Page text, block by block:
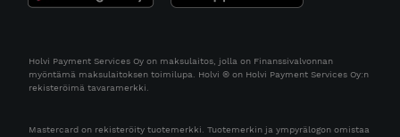
Holvi Payment Services Oy on maksulaitos, jolla on Finanssivalvonnan
myöntämä maksulaitoksen toimilupa. Holvi ® on Holvi Payment Services Oy:n
rekisteröimä tavaramerkki.
Mastercard on rekisteröity tuotemerkki. Tuotemerkin ja ympyrälogon omistaa